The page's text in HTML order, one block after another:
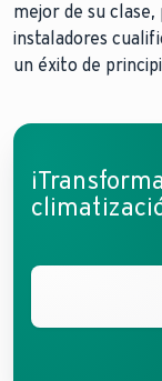
mejor de su
instaladores
un éxito de